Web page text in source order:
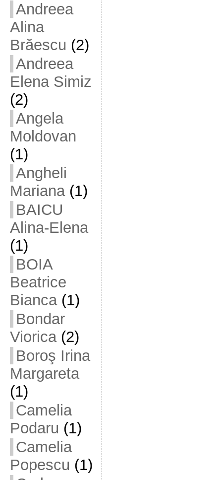
Andreea
Alina
Brăescu (2)
Andreea
Elena Simiz
(2)
Angela
Moldovan
(1)
Angheli
Mariana(1)
BAICU
Alina-Elena
(1)
BOIA
Beatrice
Bianca(1)
Bondar
Viorica(2)
Boroş Irina
Margareta
(1)
Camelia
Podaru (1)
Camelia
Popescu (1)